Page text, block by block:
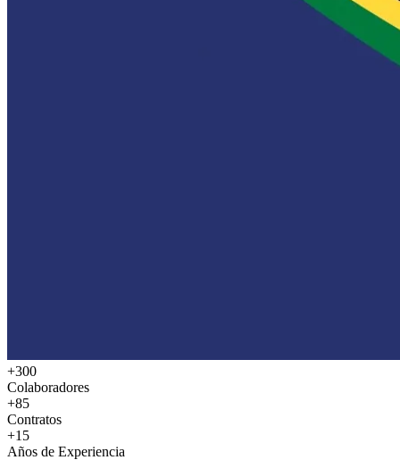
+300
Colaboradores
+85
Contratos
+15
Años de Experiencia